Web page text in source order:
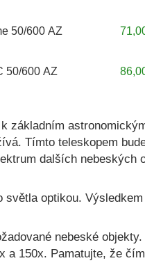
50/600 AZ
50/600 AZ
základním
Tímto teleskopem
dalších nebeských
optikou.
nebeské
a 150x. Pamatujte, že